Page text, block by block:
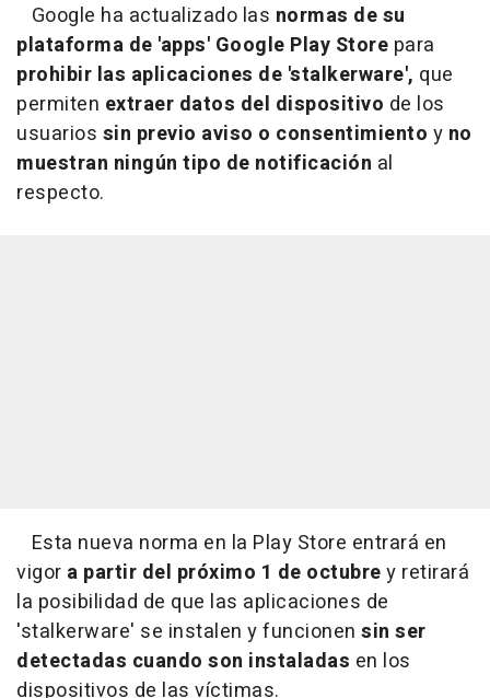
Google ha actualizado las normas de su
plataforma de 'apps' Google Play Store para
prohibir las aplicaciones de 'stalkerware', que
permiten extraer datos del dispositivo de los
usuarios sin previo aviso o consentimiento y no
muestran ningún tipo de notificación al
respecto.
Esta nueva norma en la Play Store entrará en
vigor a partir del próximo 1 de octubrey retirará
la posibilidad de que las aplicaciones de
'stalkerware' se instalen y funcionen sin ser
detectadas cuando son instaladas en los
dispositivos de las víctimas.